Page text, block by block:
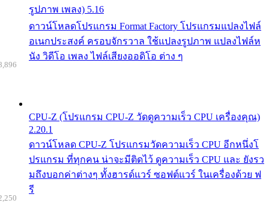
รูปภาพ เพลง) 5.16
ดาวน์โหลดโปรแกรม Format Factory โปรแกรมแปลงไฟล์
อเนกประสงค์ ครอบจักรวาล ใช้แปลงรูปภาพ แปลงไฟล์ห
นัง วิดีโอ เพลง ไฟล์เสียงออดิโอ ต่าง ๆ
CPU-Z (โปรแกรม CPU-Z วัดดูความเร็ว CPU เครื่องคุณ)
2.20.1
ดาวน์โหลด CPU-Z โปรแกรมวัดความเร็ว CPU อีกหนึ่งโ
ปรแกรม ที่ทุกคน น่าจะมีติดไว้ ดูความเร็ว CPU และ ยังรว
มถึงบอกค่าต่างๆ ทั้งฮารด์แวร์ ซอฟต์แวร์ ในเครื่องด้วย ฟ
รี